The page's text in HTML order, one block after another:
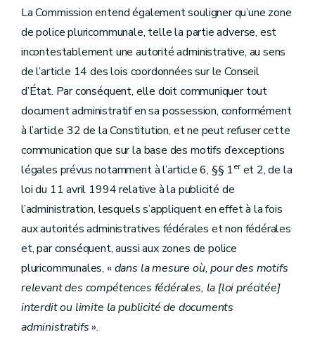
La Commission entend également souligner qu’une zone
de police pluricommunale, telle la partie adverse, est
incontestablement une autorité administrative, au sens
de l’article 14 des lois coordonnées sur le Conseil
d’État. Par conséquent, elle doit communiquer tout
document administratif en sa possession, conformément
à l’article 32 de la Constitution, et ne peut refuser cette
communication que sur la base des motifs d’exceptions
légales prévus notamment à l’article 6, §§ 1eret 2, de la
loi du 11 avril 1994 relative à la publicité de
l’administration, lesquels s’appliquent en effet à la fois
aux autorités administratives fédérales et non fédérales
et, par conséquent, aussi aux zones de police
pluricommunales, «dans la mesure où, pour des motifs
relevantdes compétences fédérales, la [loi précitée]
interdit ou limite la publicité de documents
administratifs».